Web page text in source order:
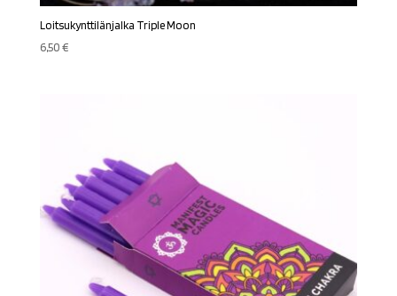
Loitsukynttilänjalka Triple Moon
6,50€